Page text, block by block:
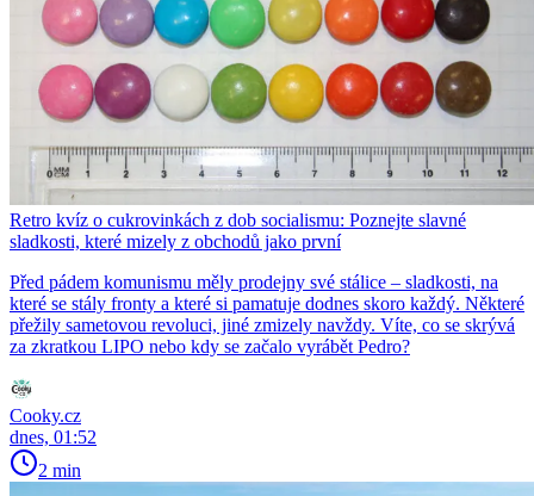
Retro kvíz o cukrovinkách z dob socialismu: Poznejte slavné
sladkosti, které mizely z obchodů jako první
Před pádem komunismu měly prodejny své stálice – sladkosti, na
které se stály fronty a které si pamatuje dodnes skoro každý. Některé
přežily sametovou revoluci, jiné zmizely navždy. Víte, co se skrývá
za zkratkou LIPO nebo kdy se začalo vyrábět Pedro?
Cooky.cz
dnes, 01:52
2 min